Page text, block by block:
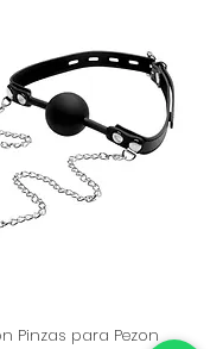
Pinzas para Pezon